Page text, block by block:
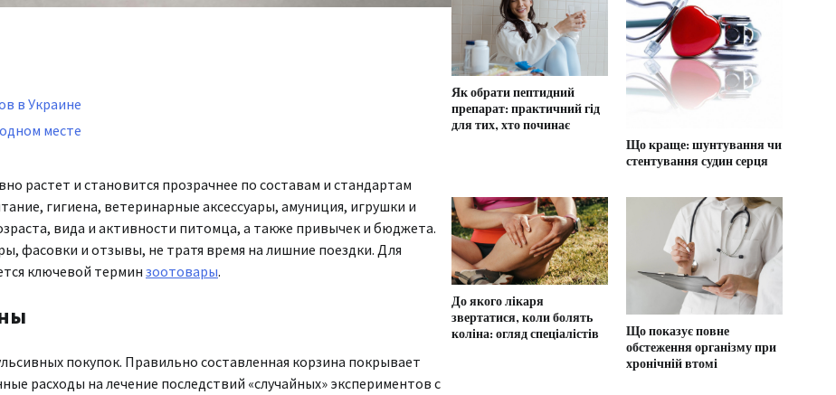
в Украине
месте
растет и становится прозрачнее по составам и стандартам
гигиена, ветеринарные аксессуары, амуниция, игрушки и
вида и активности питомца, а также привычек и бюджета.
фасовки и отзывы, не тратя время на лишние поездки. Для
ключевой термин зоотовары.
покупок. Правильно составленная корзина покрывает
расходы на лечение последствий «случайных» экспериментов с
Як обрати пептидний
препарат: практичний гід
для тих, хто починає
Що краще: шунтування чи
стентування судин серця
До якого лікаря
звертатися, коли болять
коліна: огляд спеціалістів
Що показує повне
обстеження організму при
хронічній втомі